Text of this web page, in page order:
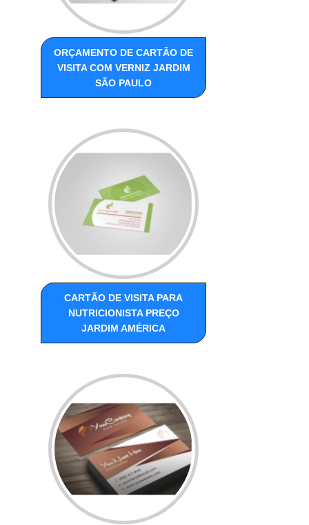
ORÇAMENTO DE CARTÃO DE
VISITA COM VERNIZ JARDIM
SÃO PAULO
CARTÃO DE VISITA PARA
NUTRICIONISTA PREÇO
JARDIM AMÉRICA